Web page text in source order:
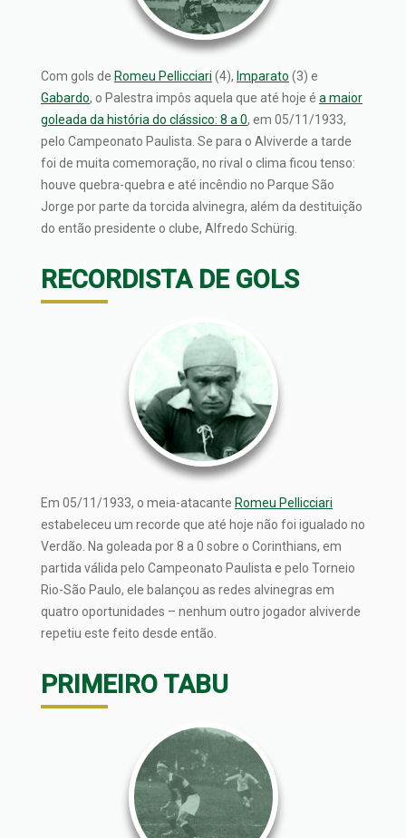
Com gols de Romeu Pellicciari (4), Imparato (3) e
Gabardo, o Palestra impôs aquela que até hoje é a maior
goleada da história do clássico: 8 a 0, em 05/11/1933,
pelo Campeonato Paulista. Se para o Alviverde a tarde
foi de muita comemoração, no rival o clima ficou tenso:
houve quebra-quebra e até incêndio no Parque São
Jorge por parte da torcida alvinegra, além da destituição
do então presidente o clube, Alfredo Schürig.
RECORDISTA DE GOLS
Em 05/11/1933, o meia-atacante Romeu Pellicciari
estabeleceu um recorde que até hoje não foi igualado no
Verdão. Na goleada por 8 a 0 sobre o Corinthians, em
partida válida pelo Campeonato Paulista e pelo Torneio
Rio-São Paulo, ele balançou as redes alvinegras em
quatro oportunidades – nenhum outro jogador alviverde
repetiu este feito desde então.
PRIMEIRO TABU